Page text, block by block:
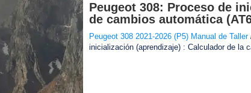
Peugeot 308: Proceso de
de cambios automática
Peugeot 308 2021-2026 (P5) Manual de Taller
inicialización (aprendizaje) : Calculador de la